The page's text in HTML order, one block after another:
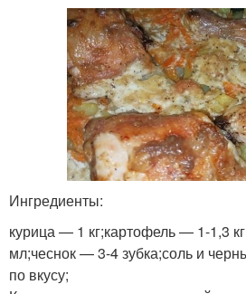
Ингредиенты:
курица — 1 кг;картофель — 1-1,3
мл;чеснок — 3-4 зубка;соль и
по вкусу;